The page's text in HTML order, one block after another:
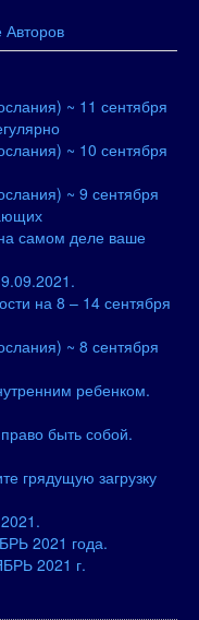
Авторов
~ 11 сентября
~ 10 сентября
~ 9 сентября
самом деле ваше
на 8 – 14 сентября
~ 8 сентября
ребенком.
быть собой.
грядущую загрузку
2021 года.
2021 г.